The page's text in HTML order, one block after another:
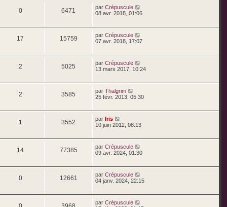
0 6471 par Crépuscule
08 avr. 2018, 01:06
17 15759 par Crépuscule
07 avr. 2018, 17:07
2 5025 par Crépuscule
13 mars 2017, 10:24
2 3585 par Thalgrim
25 févr. 2013, 05:30
1 3552 par Iris
10 juin 2012, 08:13
14 77385 par Crépuscule
09 avr. 2024, 01:30
0 12661 par Crépuscule
04 janv. 2024, 22:15
par Crépuscule